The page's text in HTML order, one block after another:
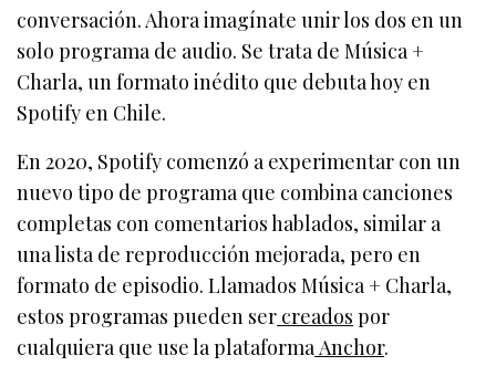
conversación. Ahora imagínate unir los dos en un
solo programa de audio. Se trata de Música +
Charla, un formato inédito que debuta hoy en
Spotify en Chile.
En 2020, Spotify comenzó a experimentar con un
nuevo tipo de programa que combina canciones
completas con comentarios hablados, similar a
una lista de reproducción mejorada, pero en
formato de episodio. Llamados Música + Charla,
estos programas pueden ser creados por
cualquiera que use la plataforma Anchor.